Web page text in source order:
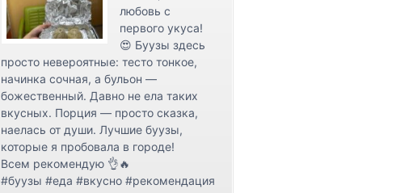
любовь с
первого укуса!
😍 Буузы здесь
просто невероятные: тесто тонкое,
начинка сочная, а бульон —
божественный. Давно не ела таких
вкусных. Порция — просто сказка,
наелась от души. Лучшие буузы,
которые я пробовала в городе!
Всем рекомендую 👌🔥
#буузы #еда #вкусно #рекомендация